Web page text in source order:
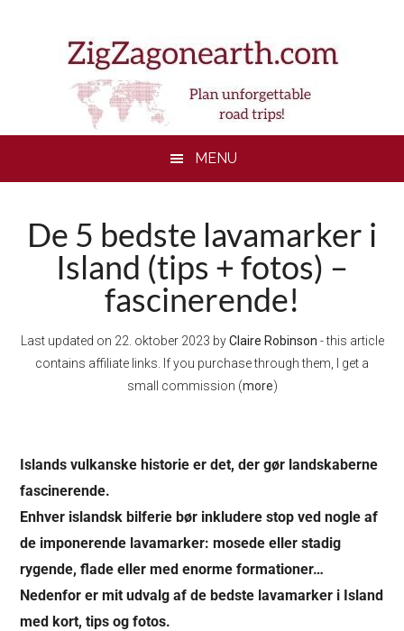
MENU
De 5 bedste lavamarker i
Island (tips + fotos) –
fascinerende!
Last updated on 22. oktober 2023 byClaire Robinson - this article
contains affiliate links. If you purchase through them, I get a
small commission (more)
Islands vulkanske historie er det, der gør landskaberne
fascinerende.
Enhver islandsk bilferie bør inkludere stop ved nogle af
de imponerende lavamarker: mosede eller stadig
rygende, flade eller med enorme formationer…
Nedenfor er mit udvalg af de bedste lavamarker i Island
med kort, tips og fotos.